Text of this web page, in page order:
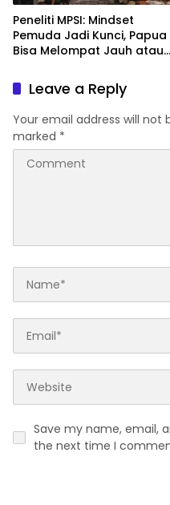
Peneliti MPSI: Mindset
Pemuda Jadi Kunci, Papua
Bisa Melompat Jauh atau
Leave a Reply
Your email address will not
marked *
Save my name, email,
the next time I